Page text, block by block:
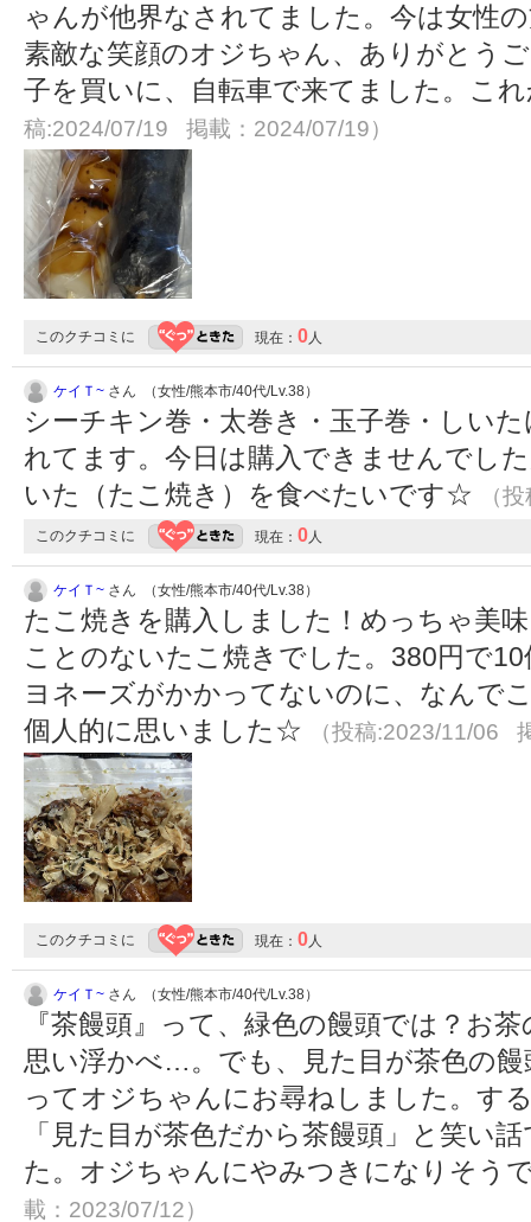
ゃんが他界なされてました。今は女性
素敵な笑顔のオジちゃん、ありがとう
子を買いに、自転車で来てました。こ
稿:2024/07/19 掲載：2024/07/19）
このクチコミに 現在： 0人
ケイＴ~ さん （女性/熊本市/40代/Lv.38）
シーチキン巻・太巻き・玉子巻・しい
れてます。今日は購入できませんでし
いた（たこ焼き）を食べたいです☆
（
このクチコミに 現在： 0人
ケイＴ~ さん （女性/熊本市/40代/Lv.38）
たこ焼きを購入しました！めっちゃ美
ことのないたこ焼きでした。380円で
ヨネーズがかかってないのに、なんで
個人的に思いました☆
（投稿:2023/11/06
このクチコミに 現在： 0人
ケイＴ~ さん （女性/熊本市/40代/Lv.38）
『茶饅頭』って、緑色の饅頭では？お
思い浮かべ…。でも、見た目が茶色の
ってオジちゃんにお尋ねしました。す
「見た目が茶色だから茶饅頭」と笑い
た。オジちゃんにやみつきになりそ
載：2023/07/12）